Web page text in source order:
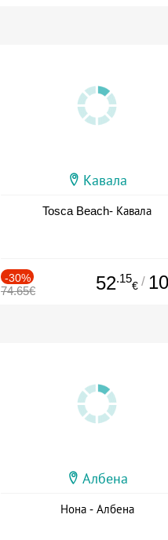
Кавала
Tosca Beach- Кавала
-30%
74.65€ 52.15
€ /
Албена
Нона - Албена